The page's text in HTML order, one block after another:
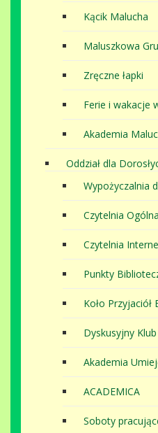
Kącik Malucha
Maluszkowa
Zręczne łapki
Ferie i wakacje
Akademia
Oddział dla
Wypożyczalnia
Czytelnia Ogólna
Czytelnia
Punkty
Koło Przyjaciół
Dyskusyjny
Akademia
ACADEMICA
Soboty